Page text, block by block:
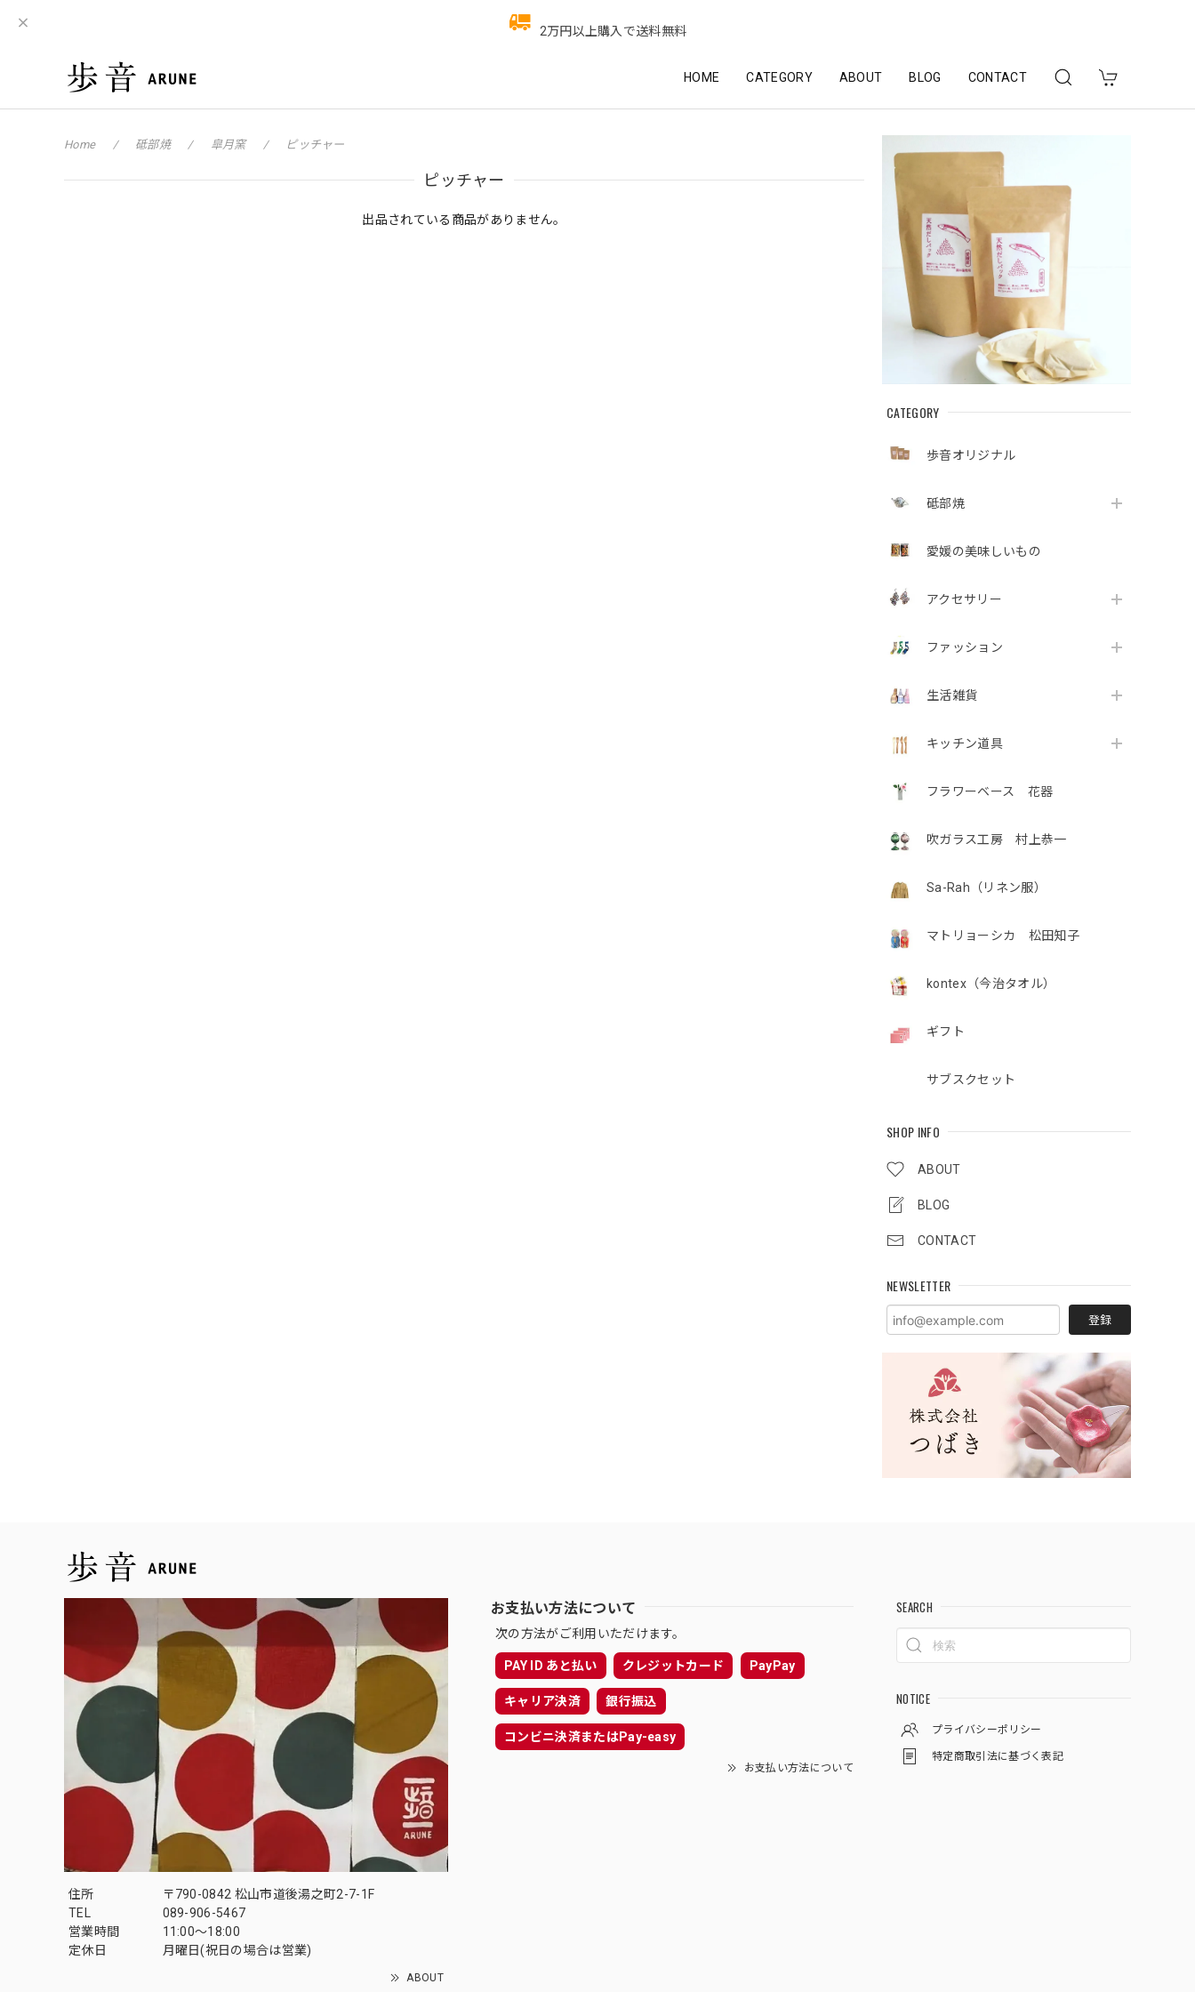
2万円以上購入で送料無料
HOME CATEGORY ABOUT BLOG CONTACT
CATEGORY
歩音オリジナル
砥部焼
愛媛の美味しいもの
アクセサリー
ファッション
生活雑貨
キッチン道具
フラワーベース 花器
吹ガラス工房 村上恭一
Sa-Rah（リネン服）
マトリョーシカ 松田知子
kontex（今治タオル）
ギフト
サブスクセット
SHOP INFO
ABOUT
BLOG
CONTACT
NEWSLETTER
登録
Home 砥部焼 皐月窯 ピッチャー
ピッチャー
出品されている商品がありません。
住所
〒790-0842 松山市道後湯之町2-7-1F
TEL
089-906-5467
営業時間
11:00〜18:00
定休日
月曜日(祝日の場合は営業)
ABOUT
お支払い方法について
次の方法がご利用いただけます。
PAY ID あと払い クレジットカード PayPay
キャリア決済 銀行振込
コンビニ決済またはPay-easy
お支払い方法について
SEARCH
NOTICE
プライバシーポリシー
特定商取引法に基づく表記